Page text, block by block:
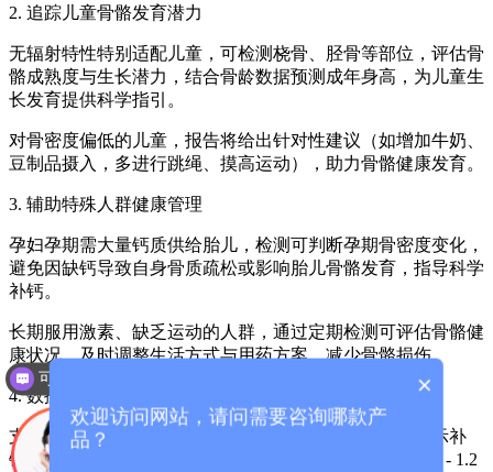
2. 追踪儿童骨骼发育潜力
无辐射特性特别适配儿童，可检测桡骨、胫骨等部位，评估骨
骼成熟度与生长潜力，结合骨龄数据预测成年身高，为儿童生
长发育提供科学指引。
对骨密度偏低的儿童，报告将给出针对性建议（如增加牛奶、
豆制品摄入，多进行跳绳、摸高运动），助力骨骼健康发育。
3. 辅助特殊人群健康管理
孕妇孕期需大量钙质供给胎儿，检测可判断孕期骨密度变化，
避免因缺钙导致自身骨质疏松或影响胎儿骨骼发育，指导科学
补钙。
长期服用激素、缺乏运动的人群，通过定期检测可评估骨骼健
康状况，及时调整生活方式与用药方案，减少骨骼损伤。
4. 数据化管理，直观展示效果
支持长期存储检测数据，生成骨密度变化曲线，直观展示补
钙、运动等干预措施的效果（如 “3 个月后骨密度 T 值从 - 1.2
×
欢迎访问网站，请问需要咨询哪款产
品？